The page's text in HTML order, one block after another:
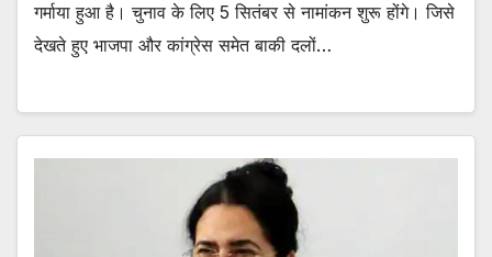
गर्माया हुआ है। चुनाव के लिए 5 सितंबर से नामांकन शुरू होंगे। जिसे
देखते हुए भाजपा और कांग्रेस समेत बाकी दलों…